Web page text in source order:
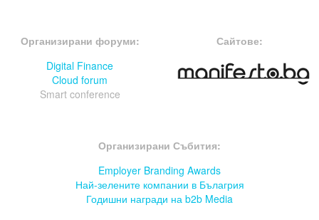
Организирани форуми:
Digital Finance
Cloud forum
Smart conference
Сайтове:
Организирани Събития:
Employer Branding Awards
Най-зелените компании в Бълагрия
Годишни награди на b2b Media